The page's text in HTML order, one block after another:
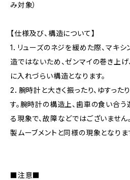
み対象）
【仕様及び、構造について】
1．リューズのネジを緩めた際、マキ
造ではないため、ゼンマイの巻き上
に入れづらい構造となります。
2．腕時計と大きく振ったり、ゆすった
す。腕時計の構造上、歯車の食い合う
る現象で、故障などではございませ
製ムーブメントと同様の現象となりま
■注意■